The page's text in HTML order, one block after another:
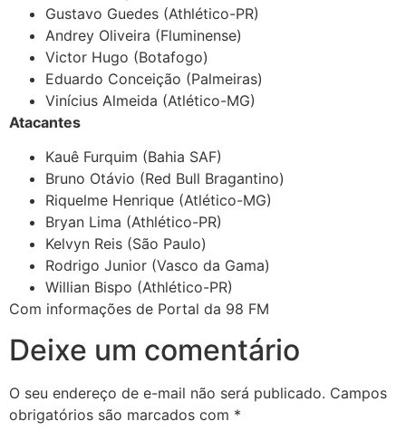
Gustavo Guedes (Athlético-PR)
Andrey Oliveira (Fluminense)
Victor Hugo (Botafogo)
Eduardo Conceição (Palmeiras)
Vinícius Almeida (Atlético-MG)
Atacantes
Kauê Furquim (Bahia SAF)
Bruno Otávio (Red Bull Bragantino)
Riquelme Henrique (Atlético-MG)
Bryan Lima (Athlético-PR)
Kelvyn Reis (São Paulo)
Rodrigo Junior (Vasco da Gama)
Willian Bispo (Athlético-PR)
Com informações de Portal da 98 FM
Deixe um comentário
O seu endereço de e-mail não será publicado. Campos
obrigatórios são marcados com *